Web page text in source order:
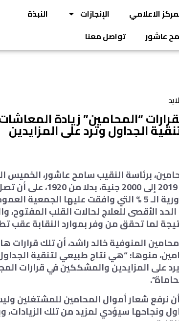
الاعلامي الإنجازات
النبذة
عاشور
تواصل معنا
“المحامين” زيادة
الجداول وترد على المزايدين
برئاسة النقيب سامح عاشور، الخميس
1840، بعد الزيادة الدورية الـ 5 % التي وافقت عليها
الأقصى للعلاج لحالات القلب المفتوح،
المنوفية خالد راشد، أن تلك قرارات
منوها: “هي نتاج طبيعي لتنقية
على المزايدين والمشككين في قرارات
نرفع شعار أموال المحامين للمشتغلين
ونجاحها سيؤدي لمزيد من تلك الزيادات،